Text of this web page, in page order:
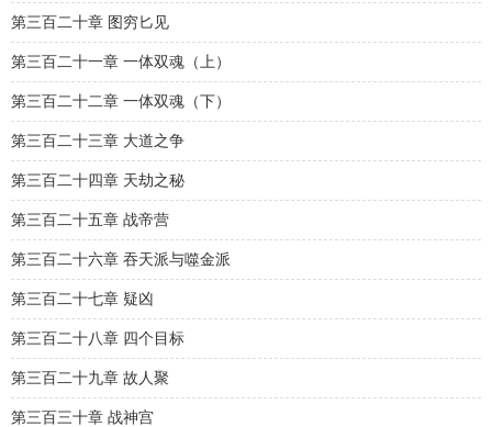
第三百二十章 图穷匕见
第三百二十一章 一体双魂（上）
第三百二十二章 一体双魂（下）
第三百二十三章 大道之争
第三百二十四章 天劫之秘
第三百二十五章 战帝营
第三百二十六章 吞天派与噬金派
第三百二十七章 疑凶
第三百二十八章 四个目标
第三百二十九章 故人聚
第三百三十章 战神宫